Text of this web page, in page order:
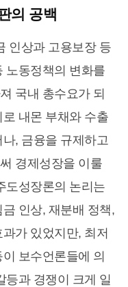
의 공백
인상과 고용보장 등
노동정책의 변화를
국내 총수요가 되
내몬 부채와 수출
, 금융을 규제하고
경제성장을 이룰
도성장론의 논리는
인상, 재분배 정책,
가 있었지만, 최저
보수언론들에 의
등과 경쟁이 크게 일